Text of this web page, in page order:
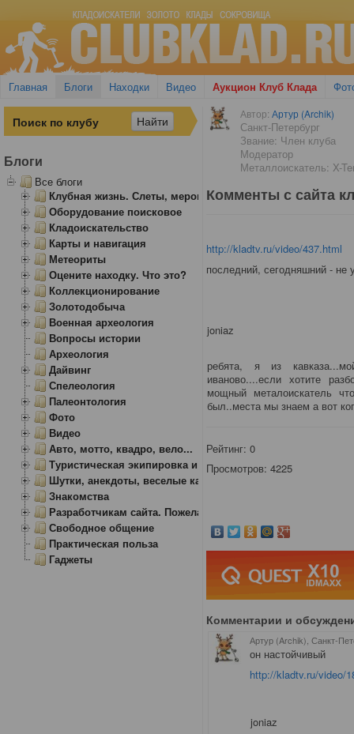
Главная Блоги Находки Видео Аукцион Клуб Клада
Автор: Артур (Archik)
Санкт-Петербург
Звание: Член клуба
Модератор
Металлоискатель: X-
Комменты с сайта
http://kladtv.ru/video/437.html
последний, сегодняшний - не
joniaz
ребята, я из
иваново....если хотите
мощный металоискатель
был..места мы знаем а вот
Рейтинг:0
Просмотров: 4225
Комментарии и
Артур (Archik), Санкт-
он настойчивый
http://kladtv.ru/video/
joniaz
Блоги
Все блоги
Клубная жизнь. Слеты, мероприятия
Оборудование поисковое
Кладоискательство
Карты и навигация
Метеориты
Оцените находку. Что это?
Коллекционирование
Золотодобыча
Военная археология
Вопросы истории
Археология
Дайвинг
Спелеология
Палеонтология
Фото
Видео
Авто, мотто, квадро, вело...
Туристическая экипировка и снаряжение
Шутки, анекдоты, веселые картинки
Знакомства
Разработчикам сайта. Пожелания, замечания.
Свободное общение
Практическая польза
Гаджеты